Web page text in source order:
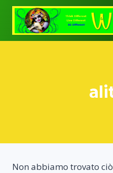
Salta
contenuto
Non abbiamo trovato